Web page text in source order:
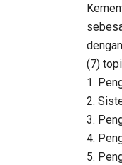
(7)
1.
2.
3.
4.
5.